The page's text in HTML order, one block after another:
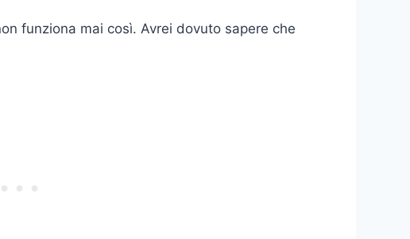
funziona mai così. Avrei dovuto sapere che